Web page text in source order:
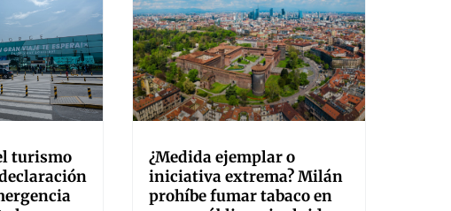
turismo
¿Medida ejemplar o
iniciativa extrema? Milán
prohíbe fumar tabaco en